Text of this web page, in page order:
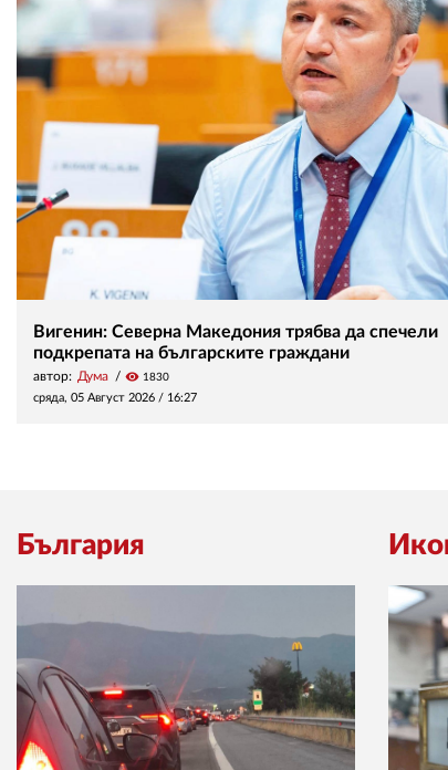
Вигенин: Северна Македония трябва да спечели
подкрепата на българските граждани
автор: Дума visibility 1830
сряда, 05 Август 2026 / 16:27
България